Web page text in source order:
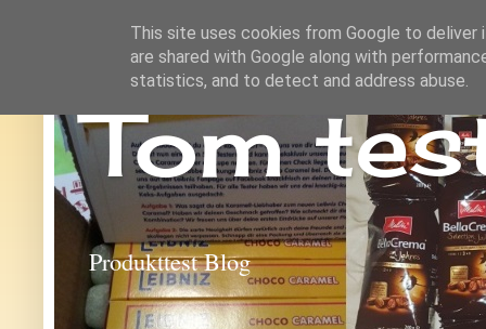
Tom
Produkttest Blog
This site uses cookies from Google to deliver
are shared with Google along with
statistics, and to detect and address abuse.